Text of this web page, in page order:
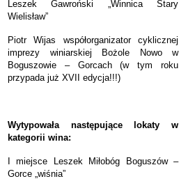
Leszek Gawroński „Winnica Stary
Wielisław”
Piotr Wijas współorganizator cyklicznej
imprezy winiarskiej Bożole Nowo w
Boguszowie – Gorcach (w tym roku
przypada już XVII edycja!!!)
Wytypowała następujące lokaty w
kategorii wina:
I miejsce Leszek Miłobóg Boguszów –
Gorce „wiśnia”